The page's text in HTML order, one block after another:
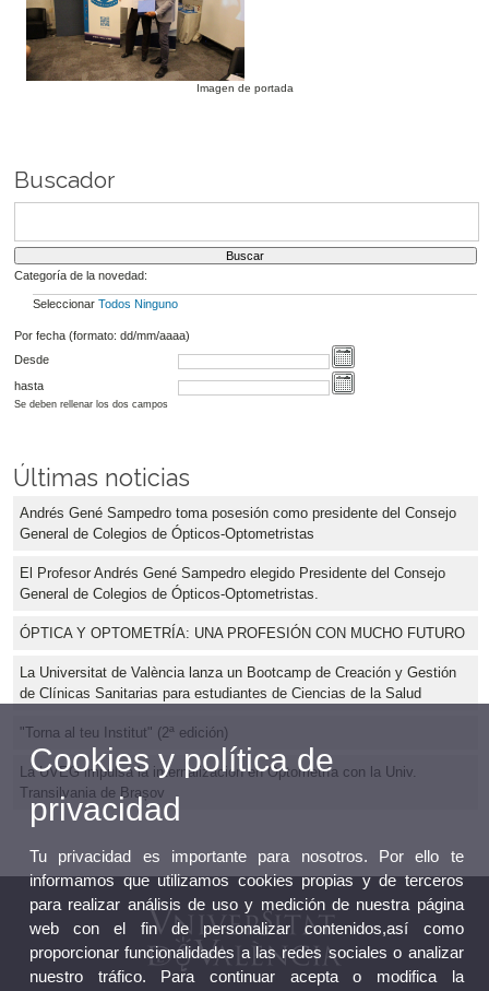
Imagen de portada
Buscador
Categoría de la novedad:
Seleccionar Todos Ninguno
Por fecha (formato: dd/mm/aaaa)
Desde
hasta
Se deben rellenar los dos campos
Últimas noticias
Andrés Gené Sampedro toma posesión como presidente del Consejo
General de Colegios de Ópticos-Optometristas
El Profesor Andrés Gené Sampedro elegido Presidente del Consejo
General de Colegios de Ópticos-Optometristas.
ÓPTICA Y OPTOMETRÍA: UNA PROFESIÓN CON MUCHO FUTURO
La Universitat de València lanza un Bootcamp de Creación y Gestión
de Clínicas Sanitarias para estudiantes de Ciencias de la Salud
"Torna al teu Institut" (2ª edición)
La UVEG impulsa la internalización en Optometría con la Univ.
Transilvania de Brașov
Cookies y política de
privacidad
Tu privacidad es importante para nosotros. Por ello te
informamos que utilizamos cookies propias y de terceros
para realizar análisis de uso y medición de nuestra página
web con el fin de personalizar contenidos,así como
proporcionar funcionalidades a las redes sociales o analizar
nuestro tráfico. Para continuar acepta o modifica la